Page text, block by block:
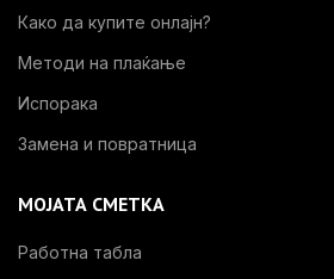
Како да купите онлајн?
Методи на плаќање
Испорака
Замена и повратница
МОЈАТА СМЕТКА
Работна табла